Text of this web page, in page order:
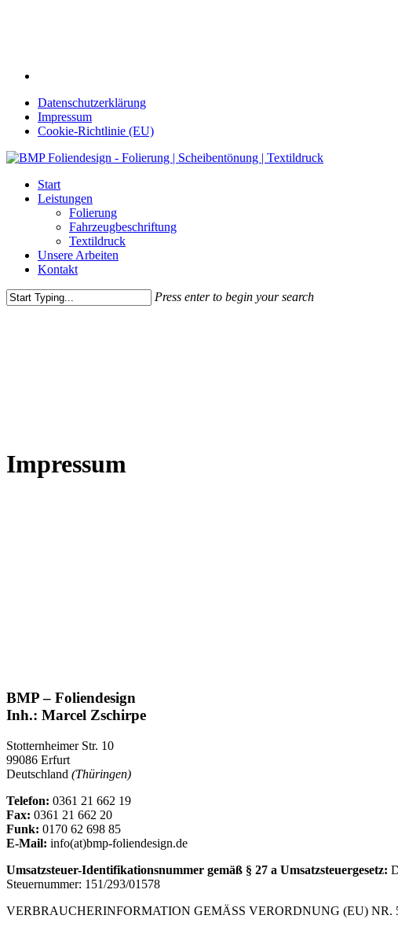
Datenschutzerklärung
Impressum
Cookie-Richtlinie (EU)
Menu
Start
Leistungen
Folierung
Fahrzeugbeschriftung
Textildruck
Unsere Arbeiten
Kontakt
Press enter to begin your search
Impressum
BMP – Foliendesign
Inh.: Marcel Zschirpe
Stotternheimer Str. 10
99086 Erfurt
Deutschland (Thüringen)
Telefon: 0361 21 662 19
Fax: 0361 21 662 20
Funk: 0170 62 698 85
E-Mail: info(at)bmp-foliendesign.de
Umsatzsteuer-Identifikationsnummer gemäß § 27 a Umsatzsteuergesetz:
Steuernummer: 151/293/01578
VERBRAUCHERINFORMATION GEMÄSS VERORDNUNG (EU) NR.